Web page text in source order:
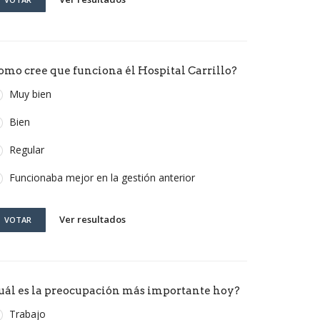
cree que funciona él Hospital Carrillo?
Muy bien
Bien
Regular
Funcionaba mejor en la gestión anterior
VOTAR Ver resultados
es la preocupación más importante hoy?
Trabajo